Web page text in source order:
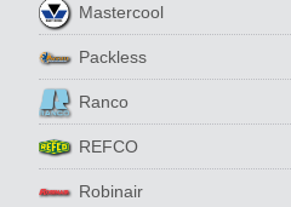
Mastercool
Packless
Ranco
REFCO
Robinair